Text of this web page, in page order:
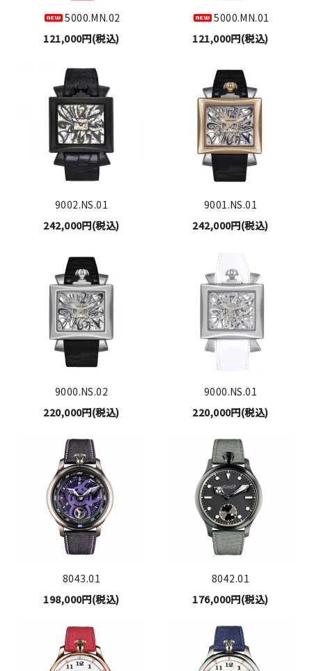
5000.MN.02
121,000円(税込)
5000.MN.01
121,000円(税込)
9002.NS.01
242,000円(税込)
9001.NS.01
242,000円(税込)
9000.NS.02
220,000円(税込)
9000.NS.01
220,000円(税込)
8043.01
198,000円(税込)
8042.01
176,000円(税込)